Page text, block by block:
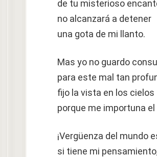
de tu misterioso
no alcanzará a detener
una gota de mi llanto.
Mas yo no guardo
para este mal tan
fijo la vista en los cielos
porque me importuna
¡Vergüenza del mundo
si tiene mi